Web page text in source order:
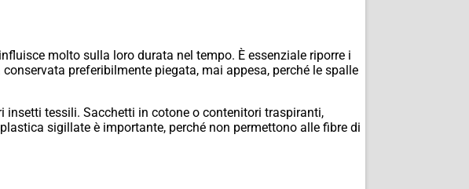
molto sulla loro durata nel tempo. È essenziale riporre i
preferibilmente piegata, mai appesa, perché le spalle
insetti tessili. Sacchetti in cotone o contenitori traspiranti,
sigillate è importante, perché non permettono alle fibre di